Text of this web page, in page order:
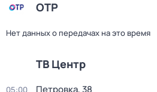
ОТР
Нет данных о передачах на это время
ТВ Центр
05:00 Петровка, 38